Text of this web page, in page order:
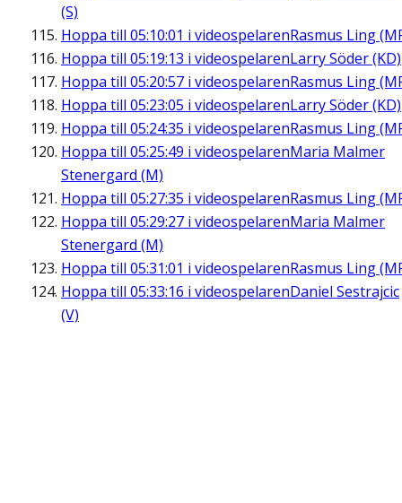
(S)
Hoppa till 05:10:01 i videospelarenRasmus Ling
Hoppa till 05:19:13 i videospelarenLarry Söder (KD)
Hoppa till 05:20:57 i videospelarenRasmus Ling
Hoppa till 05:23:05 i videospelarenLarry Söder (KD)
Hoppa till 05:24:35 i videospelarenRasmus Ling
Hoppa till 05:25:49 i videospelarenMaria Malmer
Stenergard (M)
Hoppa till 05:27:35 i videospelarenRasmus Ling
Hoppa till 05:29:27 i videospelarenMaria Malmer
Stenergard (M)
Hoppa till 05:31:01 i videospelarenRasmus Ling
Hoppa till 05:33:16 i videospelarenDaniel Sestrajcic
(V)